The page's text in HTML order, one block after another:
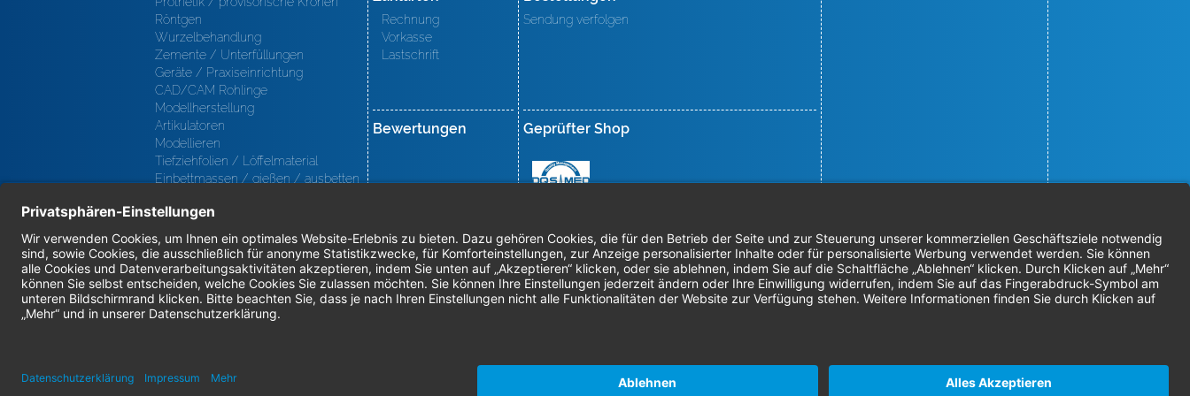
Röntgen
Wurzelbehandlung
Zemente / Unterfüllungen
Geräte / Praxiseinrichtung
CAD/CAM Rohlinge
Modellherstellung
Artikulatoren
Modellieren
Tiefziehfolien / Löffelmaterial
Einbettmassen / gießen / ausbetten
Oberfl ächenbearbeitung
Keramik
Verblendmaterialien
Instrumente
Kieferorthopädie / Klammerdrähte
Verschiedenes (Labor)
Rechnung
Vorkasse
Lastschrift
Bewertungen
Sendung verfolgen
Geprüfter Shop
© 2026 Nordenta Handelsgesellschaft